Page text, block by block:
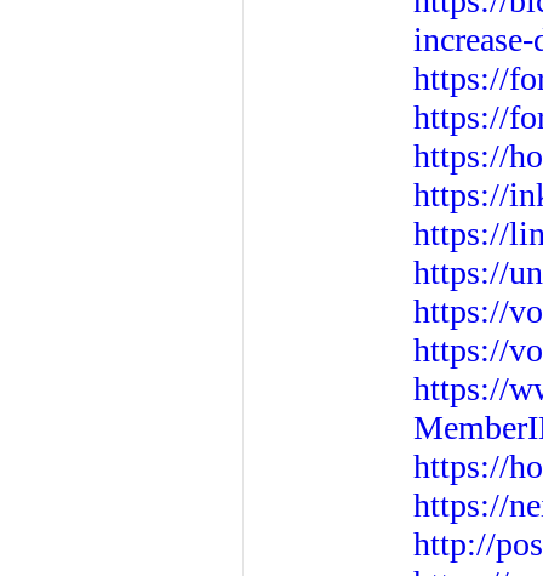
https://
https://
https://
https://
https://
https://
https://
https://
https://
https://
https://
http://